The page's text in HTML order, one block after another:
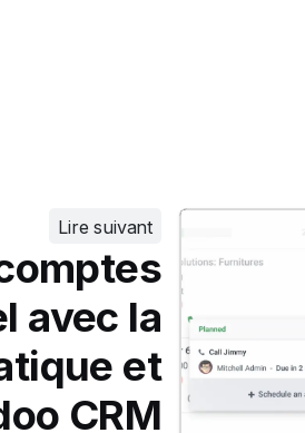
Lire suivant
avec la
et
CRM